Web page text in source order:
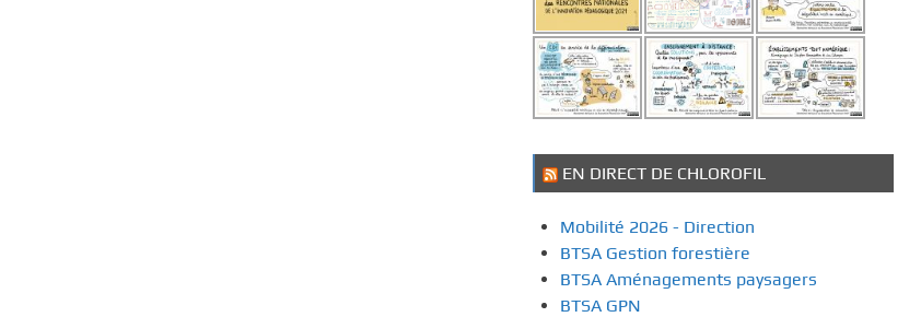
EN DIRECT DE CHLOROFIL
Mobilité 2026 - Direction
BTSA Gestion forestière
BTSA Aménagements paysagers
BTSA GPN